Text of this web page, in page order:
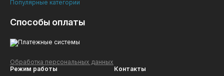
Популярные категории
Способы оплаты
Обработка персональных данных
Режим работы
Контакты